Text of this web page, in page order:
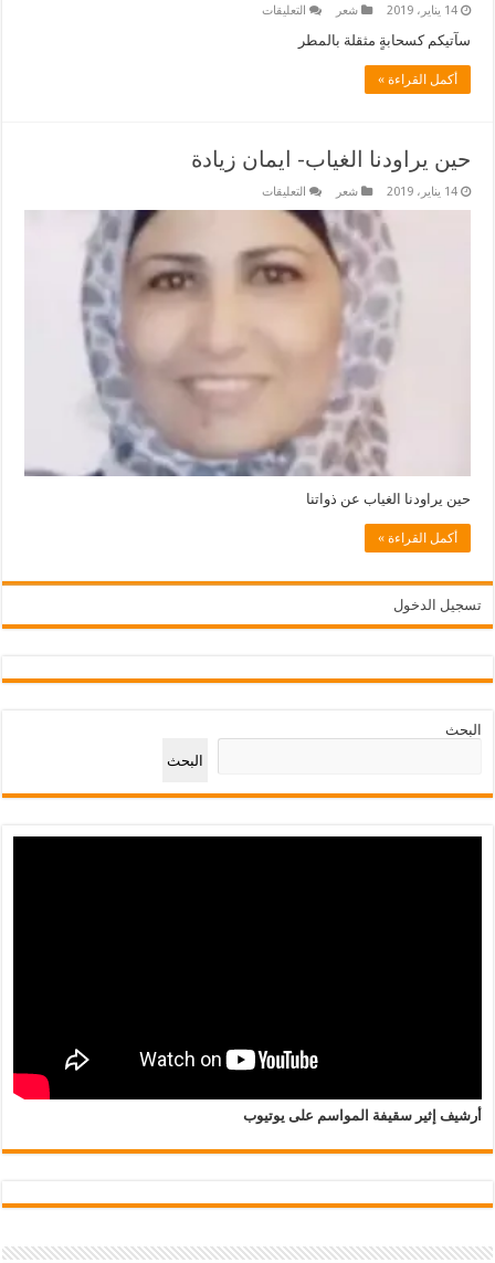
14 يناير، 2019 شعر التعليقات
سآتيكم كسحابةٍ مثقلة بالمطر
أكمل القراءة »
حين يراودنا الغياب- ايمان زيادة
14 يناير، 2019 شعر التعليقات
ايمان
زيادة
مغلقة
حين يراودنا الغياب عن ذواتنا
أكمل القراءة »
تسجيل الدخول
البحث
البحث
أرشيف إثير سقيفة المواسم على يوتيوب